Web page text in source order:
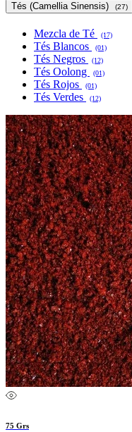
Tés (Camellia Sinensis) (27)
Mezcla de Té (17)
Tés Blancos (01)
Tés Negros (12)
Tés Oolong (01)
Tés Rojos (01)
Tés Verdes (12)
75 Grs